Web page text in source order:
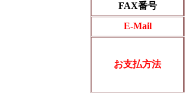
FAX番号
E-Mail
お支払方法